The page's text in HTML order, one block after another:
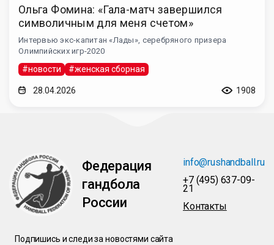
Ольга Фомина: «Гала-матч завершился
символичным для меня счетом»
Интервью экс-капитан «Лады», серебряного призера
Олимпийских игр-2020
#новости #женская сборная
28.04.2026 1908
Федерация
гандбола
России
info@rushandball.ru
+7 (495) 637-09-
21
Контакты
Подпишись и следи за новостями сайта